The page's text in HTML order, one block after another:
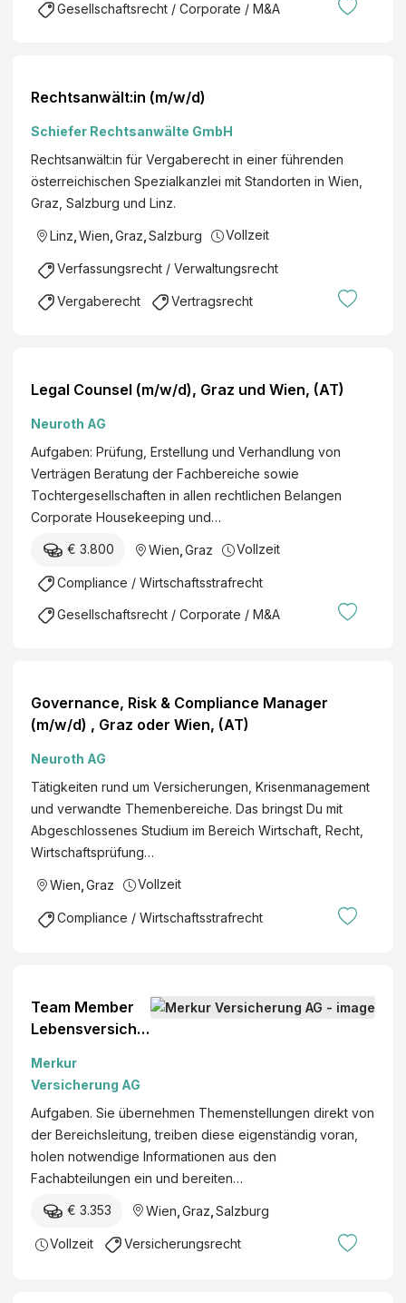
Gesellschaftsrecht / Corporate / M&A
Rechtsanwält:in (m/w/d)
Schiefer Rechtsanwälte GmbH
Rechtsanwält:in für Vergaberecht in einer führenden
österreichischen Spezialkanzlei mit Standorten in Wien,
Graz, Salzburg und Linz.
Linz Wien Graz Salzburg Vollzeit
Verfassungsrecht / Verwaltungsrecht
Vergaberecht Vertragsrecht
Legal Counsel (m/w/d), Graz und Wien, (AT)
Neuroth AG
Aufgaben: Prüfung, Erstellung und Verhandlung von
Verträgen Beratung der Fachbereiche sowie
Tochtergesellschaften in allen rechtlichen Belangen
Corporate Housekeeping und…
€ 3.800 Wien Graz Vollzeit
Compliance / Wirtschaftsstrafrecht
Gesellschaftsrecht / Corporate / M&A
Governance, Risk & Compliance Manager
(m/w/d) , Graz oder Wien, (AT)
Neuroth AG
Tätigkeiten rund um Versicherungen, Krisenmanagement
und verwandte Themenbereiche. Das bringst Du mit
Abgeschlossenes Studium im Bereich Wirtschaft, Recht,
Wirtschaftsprüfung…
Wien Graz Vollzeit
Compliance / Wirtschaftsstrafrecht
Team Member
Lebensversiche
Schwerpunkt
Projekte &
Organisation
(m/w/d)
Merkur
Versicherung AG
Aufgaben. Sie übernehmen Themenstellungen direkt von
der Bereichsleitung, treiben diese eigenständig voran,
holen notwendige Informationen aus den
Fachabteilungen ein und bereiten…
€ 3.353 Wien Graz Salzburg
Vollzeit Versicherungsrecht